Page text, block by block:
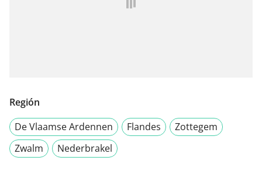
Región
De Vlaamse Ardennen
Flandes
Zottegem
Zwalm
Nederbrakel